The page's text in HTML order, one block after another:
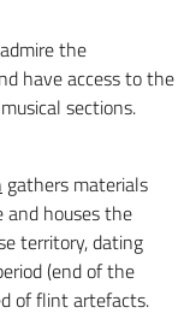
the
have access to the
sections.
gathers materials
and houses the
territory, dating
(end of the
of flint artefacts.